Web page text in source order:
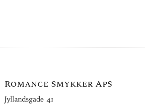
Romance Smykker ApS
Jyllandsgade 41